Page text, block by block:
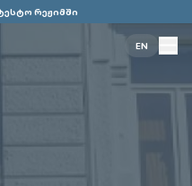
რეჟიმში
EN